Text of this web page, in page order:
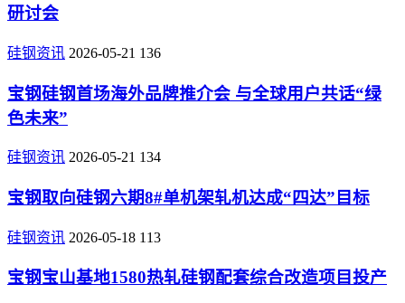
研讨会
硅钢资讯 2026-05-21 136
宝钢硅钢首场海外品牌推介会 与全球用户共话“绿
色未来”
硅钢资讯 2026-05-21 134
宝钢取向硅钢六期8#单机架轧机达成“四达”目标
硅钢资讯 2026-05-18 113
宝钢宝山基地1580热轧硅钢配套综合改造项目投产